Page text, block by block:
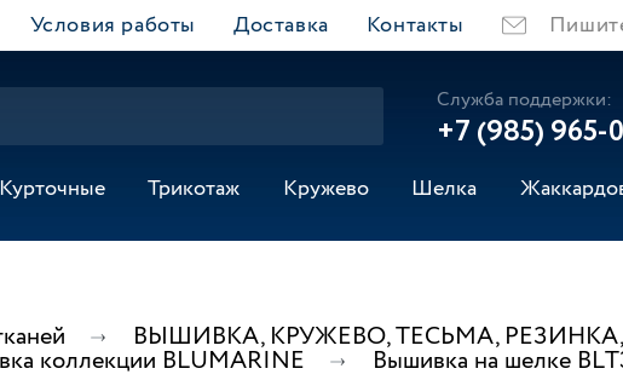
Условия работы Доставка Контакты
Служба поддержки:
+7 (985) 965-
Курточные Трикотаж Кружево Шелка
ВЫШИВКА, КРУЖЕВО, ТЕСЬМА,
коллекции BLUMARINE Вышивка на шелке